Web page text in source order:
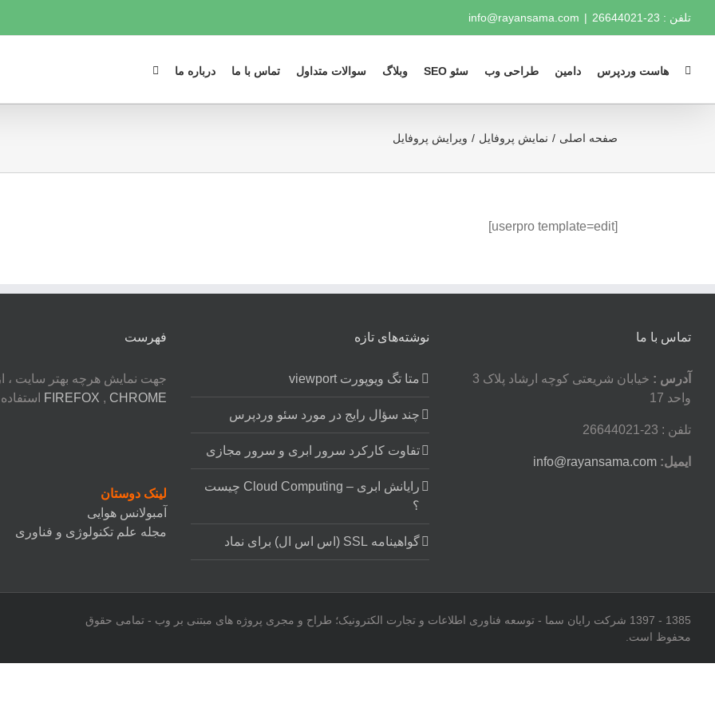
تلفن : 23-26644021 |
info@rayansama.com
هاست وردپرس دامین طراحی وب سئو SEO وبلاگ سوالات متداول تماس با ما درباره ما
صفحه اصلی نمایش پروفایل ویرایش پروفایل
[userpro template=edit]
تماس با ما
آدرس :
خیابان شریعتی کوچه ارشاد پلاک 3
واحد 17
تلفن : 23-26644021
ایمیل: info@rayansama.com
نوشته‌های تازه
متا تگ ویوپورت viewport
چند سؤال رایج در مورد سئو وردپرس
تفاوت کارکرد سرور ابری و سرور مجازی
رایانش ابری – Cloud Computing چیست
؟
گواهینامه SSL (اس اس ال) برای نماد
فهرست
جهت نمایش هرچه بهتر سایت ،
FIREFOX , CHROME
لینک دوستان
آمبولانس هوایی
مجله علم تکنولوژی و فناوری
1385 - 1397 شرکت رایان سما - توسعه فناوری اطلاعات و تجارت الکترونیک؛ طراح و مجری پروژه های مبتنی بر وب - تمامی حقوق
محفوظ است.